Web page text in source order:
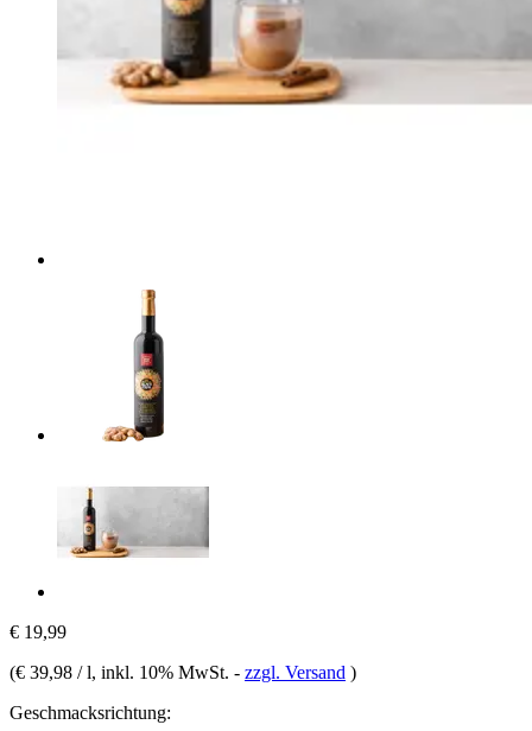
€ 19,99
(€ 39,98 / l, inkl. 10% MwSt. - zzgl. Versand )
Geschmacksrichtung: